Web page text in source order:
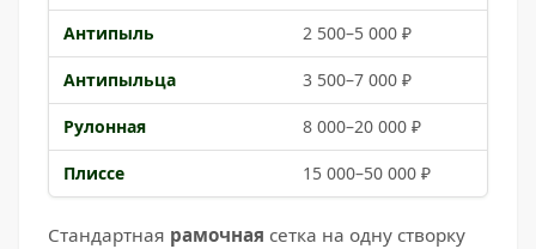
Антипыль 2 500–5 000 ₽
Антипыльца 3 500–7 000 ₽
Рулонная 8 000–20 000 ₽
Плиссе 15 000–50 000 ₽
Стандартная рамочная сетка на одну створку